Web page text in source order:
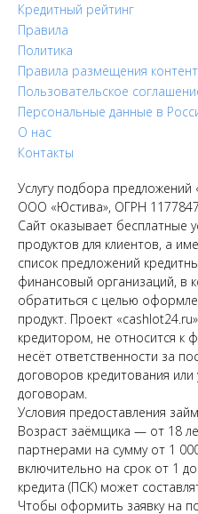
Кредитный рейтинг
Правила
Политика
Правила размещения
Пользовательское
Персональные данные в
О нас
Контакты
Услугу подбора предложений
ООО «Юстива», ОГРН
Сайт оказывает бесплатные
продуктов для клиентов, а
список предложений
финансовый организаций, в
обратиться с целью
продукт. Проект
кредитором, не относится к
несёт ответственности за
договоров кредитования
договорам.
Условия предоставления
Возраст заёмщика — от 18
партнерами на сумму от 1
включительно на срок от 1
кредита (ПСК) может
Чтобы оформить заявку на